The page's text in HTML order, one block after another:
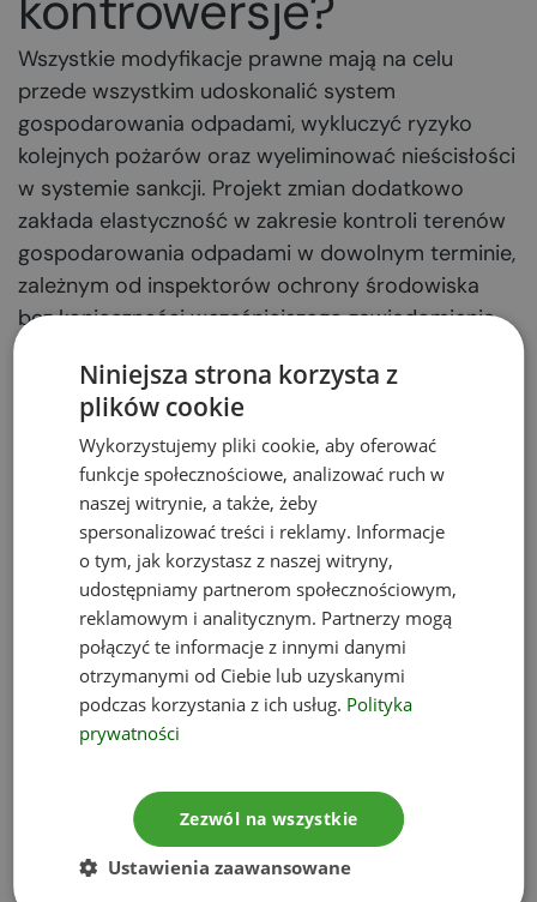
Wszystkie modyfikacje prawne mają na celu
przede wszystkim udoskonalić system
gospodarowania odpadami, wykluczyć ryzyko
kolejnych pożarów oraz wyeliminować nieścisłości
w systemie sankcji. Projekt zmian dodatkowo
zakłada elastyczność w zakresie kontroli terenów
gospodarowania odpadami w dowolnym terminie,
zależnym od inspektorów ochrony środowiska
bez konieczności wcześniejszego zawiadomienia
Na propozycje resortu zareagowała Izba
Gospodarcza Metali Nieżelaznych i Recyklingu,
wnioskując o poprawki szczególnie w zakresie
ograniczeń oraz zwiększenia opłat skarbowych za
międzynarodowy transport odpadów. Ponadto wg
Izby nowelizacja ustawy może doprowadzić do
spadku poziomu recyklingu, utrudniać znalezienie
lokalizacji dla działalności oraz ograniczać
inwestycje budowlane.
Regulacje związane z gospodarką odpadami
zaproponowane przez Ministerstwo Środowiska
zostały już skierowane do Sejmu.
Tematyczne artykuły:
Niniejsza strona korzysta z
plików cookie
Wykorzystujemy pliki cookie, aby oferować
funkcje społecznościowe, analizować ruch w
naszej witrynie, a także, żeby
spersonalizować treści i reklamy. Informacje
o tym, jak korzystasz z naszej witryny,
udostępniamy partnerom społecznościowym,
reklamowym i analitycznym. Partnerzy mogą
połączyć te informacje z innymi danymi
otrzymanymi od Ciebie lub uzyskanymi
podczas korzystania z ich usług. Polityka
prywatności
Zezwól na wszystkie
Ustawienia zaawansowane